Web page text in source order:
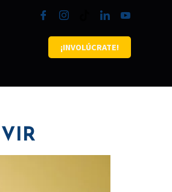
¡INVOLÚCRATE!